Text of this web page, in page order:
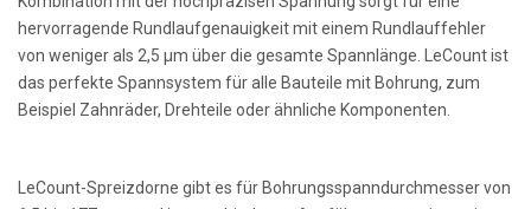
hervorragende Rundlaufgenauigkeit mit einem Rundlauffehler
von weniger als 2,5 µm über die gesamte Spannlänge. LeCount ist
das perfekte Spannsystem für alle Bauteile mit Bohrung, zum
Beispiel Zahnräder, Drehteile oder ähnliche Komponenten.
LeCount-Spreizdorne gibt es für Bohrungsspanndurchmesser von